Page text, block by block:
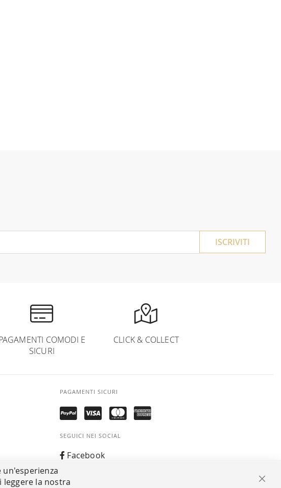
ISCRIVITI
COMODI E
SICURI
CLICK & COLLECT
PAGAMENTI SICURI
SEGUICI NEI SOCIAL
Facebook
la nostra